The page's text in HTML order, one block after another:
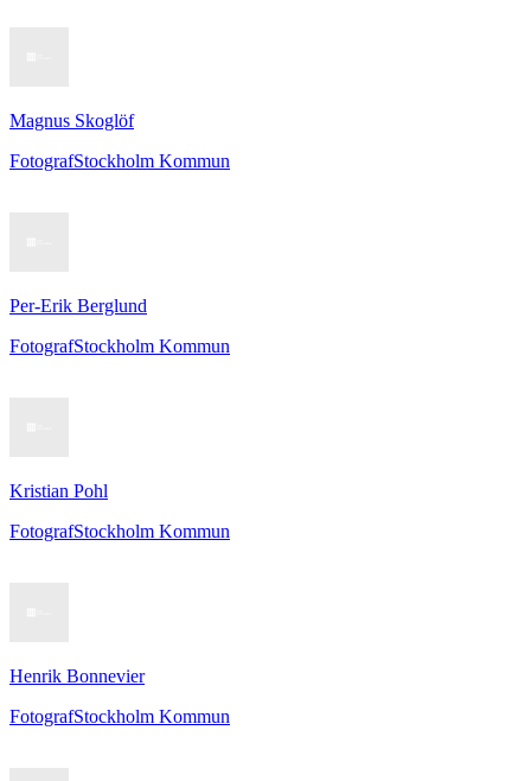
Magnus Skoglöf
FotografStockholm Kommun
Per-Erik Berglund
FotografStockholm Kommun
Kristian Pohl
FotografStockholm Kommun
Henrik Bonnevier
FotografStockholm Kommun